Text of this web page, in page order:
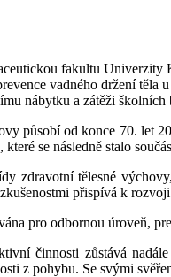
fakultu Univerzity
vadného držení těla
nábytku a zátěži
působí od konce 70. let
které se následně stalo
zdravotní tělesné
přispívá k
pro odbornou úroveň,
činnosti zůstává
z pohybu. Se svými